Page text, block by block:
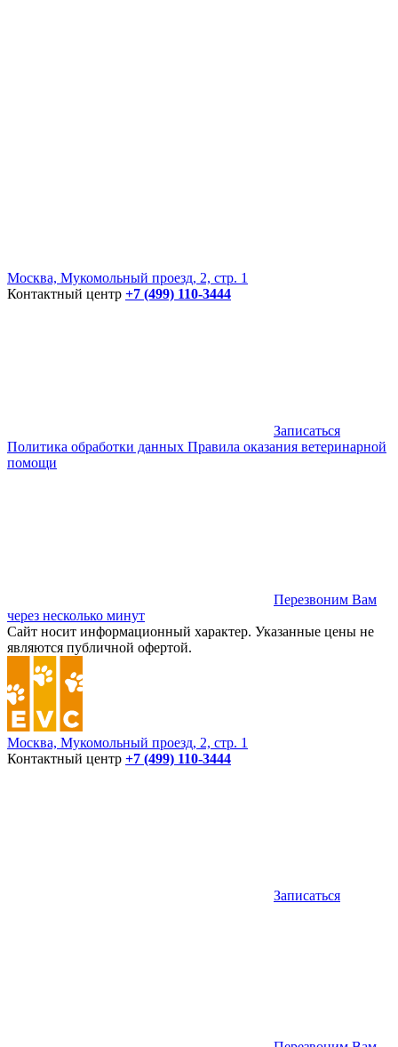
Москва, Мукомольный проезд, 2, стр. 1
Контактный центр +7 (499) 110-3444
Записаться
Политика обработки данных Правила оказания ветеринарной
помощи
Перезвоним Вам
через несколько минут
Сайт носит информационный характер. Указанные цены не
являются публичной офертой.
Москва, Мукомольный проезд, 2, стр. 1
Контактный центр +7 (499) 110-3444
Записаться